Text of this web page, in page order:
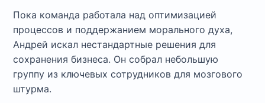
Пока команда работала над оптимизацией
процессов и поддержанием морального духа,
Андрей искал нестандартные решения для
сохранения бизнеса. Он собрал небольшую
группу из ключевых сотрудников для мозгового
штурма.